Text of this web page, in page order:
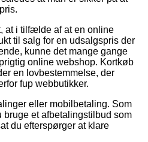
at i tilfælde af at en online
til salg for en udsalgspris der
kunne det mange gange
online webshop. Kortkøb
en lovbestemmelse, der
fup webbutikker.
eller mobilbetaling. Som
et afbetalingstilbud som
du efterspørger at klare